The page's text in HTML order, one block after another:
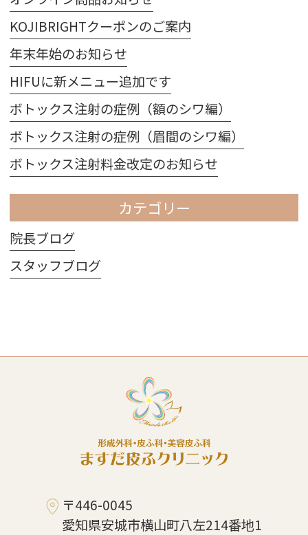
KOJIBRIGHTクーポンのご案内
年末年始のお知らせ
HIFUに新メニュー追加です
ボトックス注射の症例（額のシワ編）
ボトックス注射の症例（眉間のシワ編）
ボトックス注射料金改定のお知らせ
カテゴリー
院長ブログ
スタッフブログ
〒446-0045
愛知県安城市横山町八左214番地1